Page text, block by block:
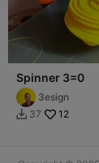
Spinner 3=0
3esign
 37 12